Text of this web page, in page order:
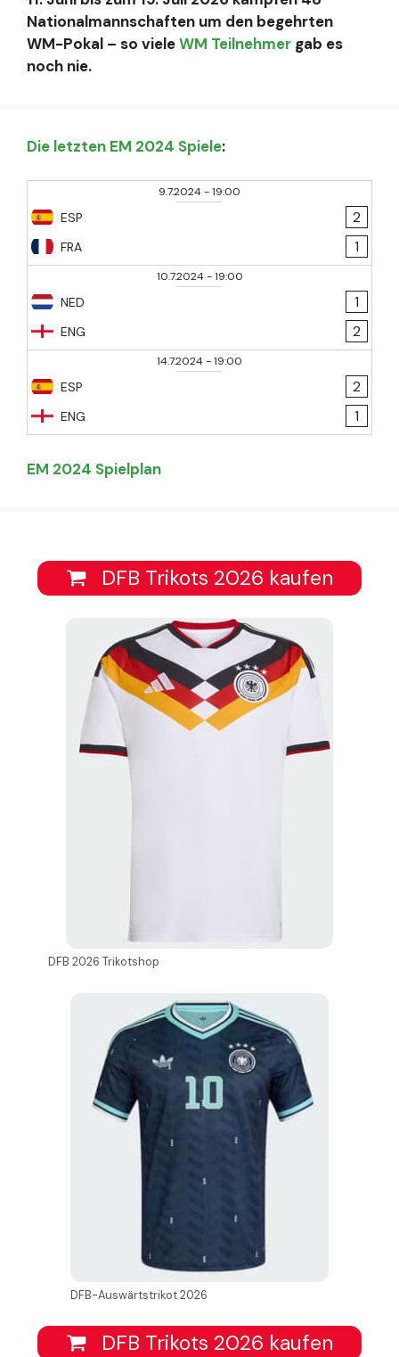
Nationalmannschaften um den begehrten
WM-Pokal – so vieleWM Teilnehmer gab es
noch nie.
Die letzten EM 2024 Spiele:
9.7.2024-19:00
ESP
FRA
2
1
10.7.2024-19:00
NED
ENG
1
2
14.7.2024-19:00
ESP
ENG
2
1
EM 2024 Spielplan
DFB Trikots 2026 kaufen
DFB 2026 Trikotshop
DFB-Auswärtstrikot 2026
DFB Trikots 2026 kaufen